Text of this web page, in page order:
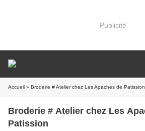
Publicité
Accueil » Broderie # Atelier chez Les Apaches de Patission
Broderie # Atelier chez Les Apaches de
Patission